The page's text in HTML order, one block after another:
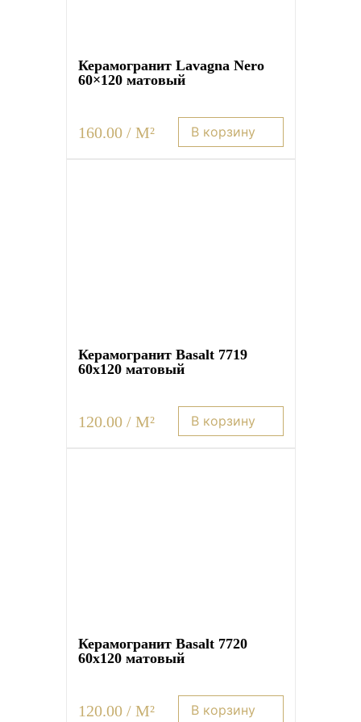
Керамогранит Lavagna Nero
60×120 матовый
160.00 / M² В корзину
Керамогранит Basalt 7719
60х120 матовый
120.00 / M² В корзину
Керамогранит Basalt 7720
60х120 матовый
120.00 / M² В корзину